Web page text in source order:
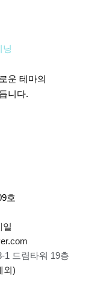
닝
운 테마의
니다.
호
일
1 드림타워 19층
외)